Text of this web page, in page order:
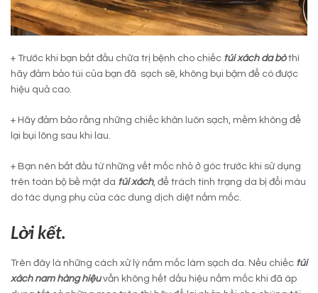
+ Trước khi bạn bắt đầu chữa trị bệnh cho chiếc túi xách da bòthì
hãy đảm bảo túi của bạn đã sạch sẽ, không bụi bậm để có được
hiệu quả cao.
+ Hãy đảm bảo rằng những chiếc khăn luôn sạch, mềm không để
lại bụi lông sau khi lau.
+ Bạn nên bắt đầu từ những vết mốc nhỏ ở góc trước khi sử dụng
trên toàn bộ bề mặt da túi xách, để trách tình trạng da bị đổi màu
do tác dụng phụ của các dung dịch diệt nấm mốc.
Lời kết.
Trên đây là những cách xử lý nắm mốc làm sạch da. Nếu chiếc túi
xách nam hàng hiệuvẫn không hết dấu hiệu nấm mốc khi đã áp